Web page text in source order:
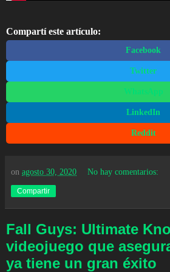
Compartí este artículo:
Facebook
Twitter
WhatsApp
LinkedIn
Reddit
on agosto 30, 2020 No hay comentarios:
Compartir
Fall Guys: Ultimate
videojuego que
ya tiene un gran éxito